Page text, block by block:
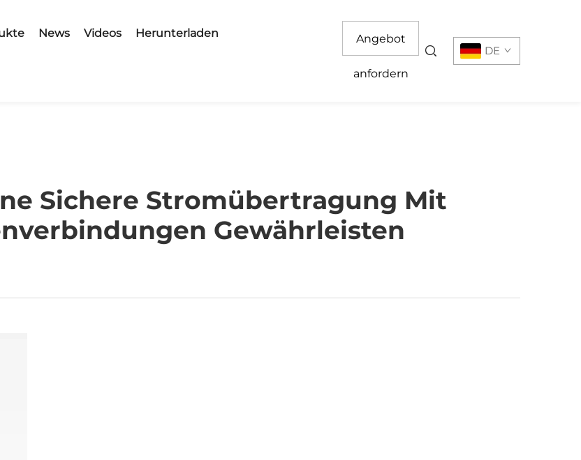
News Videos Herunterladen Angebot
anfordern
DE
Sichere Stromübertragung Mit
Gewährleisten